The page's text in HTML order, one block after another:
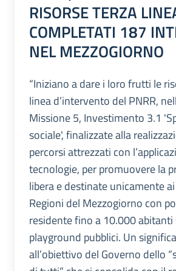
RISORSE TERZA
COMPLETATI 187
NEL MEZZOGIORNO
“Iniziano a dare i loro frutti le
linea d’intervento del PNRR,
Missione 5, Investimento 3.1
sociale', finalizzate alla
percorsi attrezzati con
tecnologie, per promuovere la
libera e destinate unicamente
Regioni del Mezzogiorno con
residente fino a 10.000
playground pubblici. Un
all’obiettivo del Governo dello